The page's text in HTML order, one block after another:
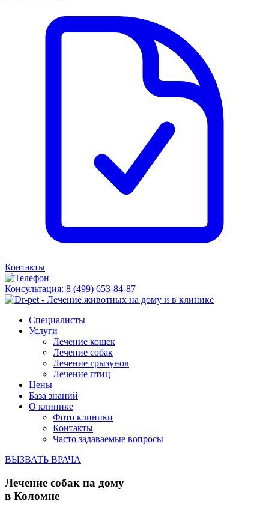
Контакты
Консультация: 8 (499) 653-84-87
Специалисты
Услуги
Лечение кошек
Лечение собак
Лечение грызунов
Лечение птиц
Цены
База знаний
О клинике
Фото клиники
Контакты
Часто задаваемые вопросы
ВЫЗВАТЬ ВРАЧА
Лечение собак на дому
в Коломне